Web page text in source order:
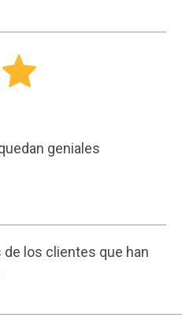
geniales
los clientes que han